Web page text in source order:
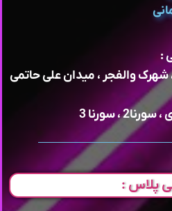
:
، شهرک والفجر ، میدان علی حاتمی
پلاس :